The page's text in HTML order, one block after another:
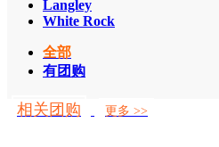
Langley
White Rock
全部
有团购
相关团购 更多 >>